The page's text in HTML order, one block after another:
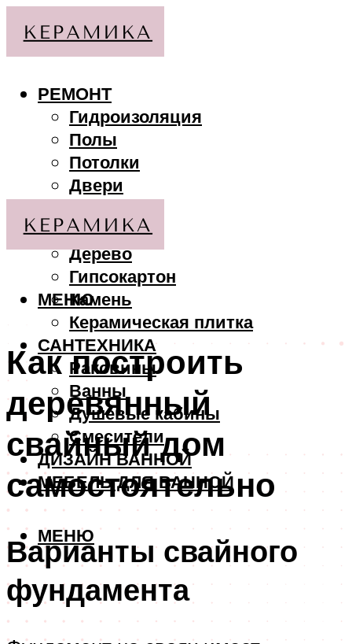
РЕМОНТ
Гидроизоляция
Полы
Потолки
Двери
МАТЕРИАЛЫ
Дерево
Гипсокартон
Камень
Керамическая плитка
САНТЕХНИКА
Раковины
Ванны
Душевые кабины
Смесители
ДИЗАЙН ВАННОЙ
МЕБЕЛЬ ДЛЯ ВАННОЙ
МЕНЮ
МЕНЮ
Как построить
деревянный
свайный дом
самостоятельно
Варианты свайного
фундамента